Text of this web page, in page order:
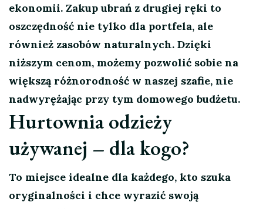
ekonomii. Zakup ubrań z drugiej ręki to
oszczędność nie tylko dla portfela, ale
również zasobów naturalnych. Dzięki
niższym cenom, możemy pozwolić sobie na
większą różnorodność w naszej szafie, nie
nadwyrężając przy tym domowego budżetu.
Hurtownia odzieży
używanej – dla kogo?
To miejsce idealne dla każdego, kto szuka
oryginalności i chce wyrazić swoją